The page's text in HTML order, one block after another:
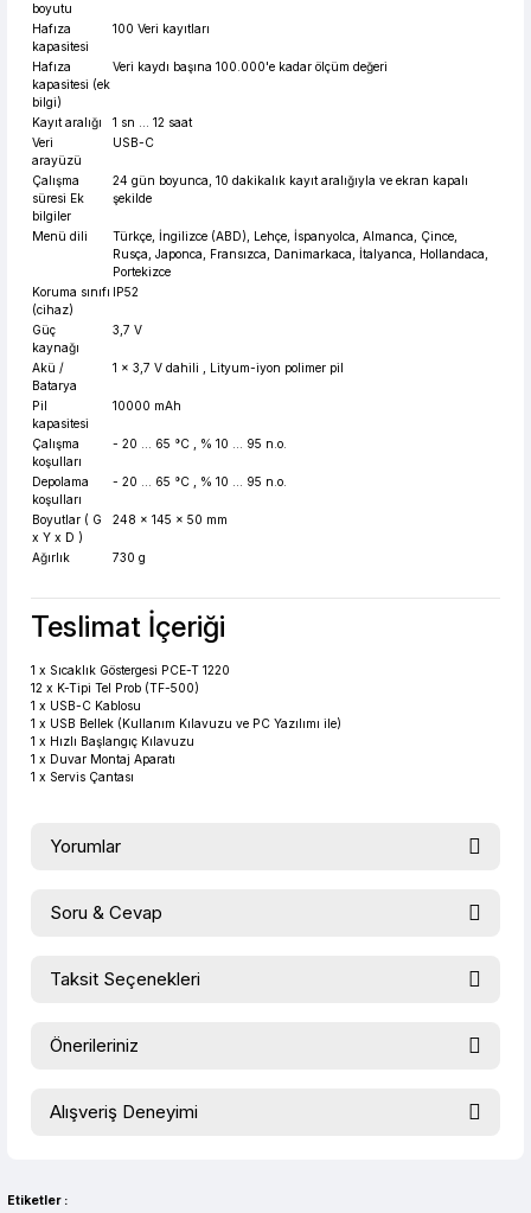
boyutu
Hafıza
kapasitesi
100 Veri kayıtları
Hafıza
kapasitesi (ek
bilgi)
Veri kaydı başına 100.000'e kadar ölçüm değeri
Kayıt aralığı
1 sn ... 12 saat
Veri
arayüzü
USB-C
Çalışma
süresi Ek
bilgiler
24 gün boyunca, 10 dakikalık kayıt aralığıyla ve ekran kapalı
şekilde
Menü dili
Türkçe, İngilizce (ABD), Lehçe, İspanyolca, Almanca, Çince,
Rusça, Japonca, Fransızca, Danimarkaca, İtalyanca, Hollandaca,
Portekizce
Koruma sınıfı
(cihaz)
IP52
Güç
kaynağı
3,7 V
Akü /
Batarya
1 x 3,7 V dahili , Lityum-iyon polimer pil
Pil
kapasitesi
10000 mAh
Çalışma
koşulları
- 20 ... 65 °C , % 10 ... 95 n.o.
Depolama
koşulları
- 20 ... 65 °C , % 10 ... 95 n.o.
Boyutlar ( G
x Y x D )
248 x 145 x 50 mm
Ağırlık 730 g
Teslimat İçeriği
1 x Sıcaklık Göstergesi PCE-T 1220
12 x K-Tipi Tel Prob (TF-500)
1 x USB-C Kablosu
1 x USB Bellek (Kullanım Kılavuzu ve PC Yazılımı ile)
1 x Hızlı Başlangıç Kılavuzu
1 x Duvar Montaj Aparatı
1 x Servis Çantası
Yorumlar
Soru & Cevap
Taksit Seçenekleri
Önerileriniz
konularda yetersiz gördüğünüz noktaları öneri formunu
Alışveriş Deneyimi
Selim Toprak | 04/08/2026
Etiketler :